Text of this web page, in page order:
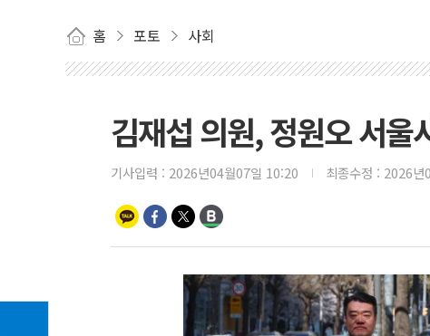
홈 포토 사회
김재섭 의원, 정원오 서울
기사입력 : 2026년04월07일 10:20 최종수정 : 2026년